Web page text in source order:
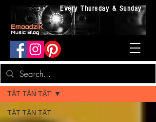
Every Thursday & Sunday
Music Blog | EmoodziK
TẤT TẦN TẬT
TẤT TẦN TẬT